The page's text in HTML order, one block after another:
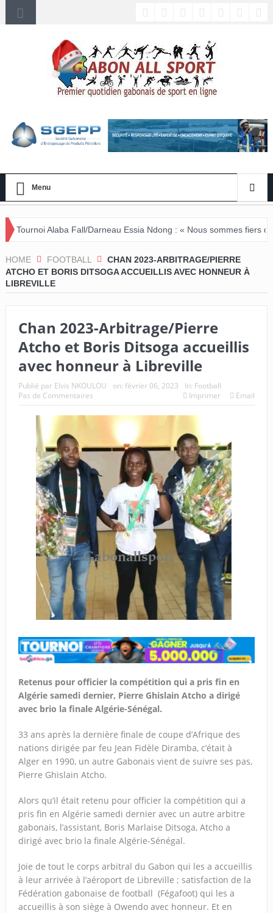
Menu
Darneau Essia Ndong : « Nous sommes fiers du parcours de nos
HOME FOOTBALL
CHAN 2023-ARBITRAGE/PIERRE
ATCHO ET BORIS DITSOGA ACCUEILLIS AVEC HONNEUR À
LIBREVILLE
Chan 2023-Arbitrage/Pierre
Atcho et Boris Ditsoga accueillis
avec honneur à Libreville
Publié par Elvis NKOULOU on: février 06, 2023 In: Football
Pas de Commentaires
Imprimer Email
Retenus pour officier la compétition qui a pris fin en
Algérie samedi dernier, Pierre Ghislain Atcho a dirigé
avec brio la finale Algérie-Sénégal.
33 ans après la dernière finale de coupe d’Afrique des
nations dirigée par feu Jean Fidèle Diramba, c’était à
Alger en 1990, un autre Gabonais vient de suivre ses pas,
Pierre Ghislain Atcho.
Alors qu’il était retenu pour officier la compétition qui a
pris fin en Algérie samedi dernier avec un autre arbitre
gabonais, l’assistant, Boris Marlaise Ditsoga, Atcho a
dirigé avec brio la finale Algérie-Sénégal.
Joie de tout le corps arbitral du Gabon qui les a accueillis
à leur arrivée à l’aéroport de Libreville ; satisfaction de la
Fédération gabonaise de football (Fégafoot) qui les a
accueillis à son siège à Owendo avec honneur. Et en